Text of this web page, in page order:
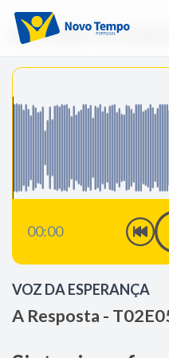
Início Rádio Voz da
00:00
VOZ DA ESPERANÇA
A Resposta -